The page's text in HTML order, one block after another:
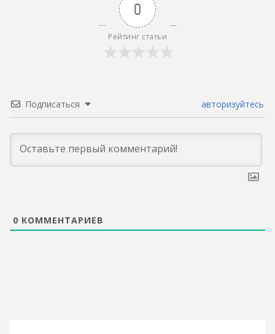
0
Рейтинг статьи
Подписаться авторизуйтесь
0 КОММЕНТАРИЕВ